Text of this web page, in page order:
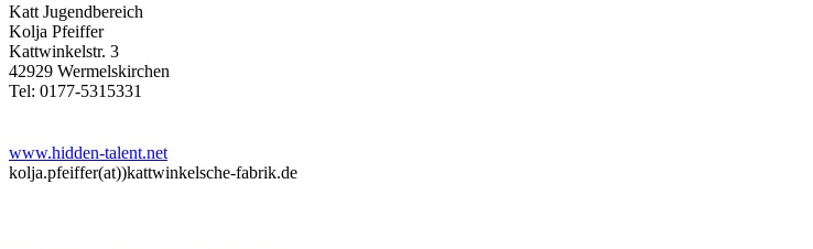
Katt Jugendbereich
Kolja Pfeiffer
Kattwinkelstr. 3
42929 Wermelskirchen
Tel: 0177-5315331
www.hidden-talent.net
kolja.pfeiffer(at))kattwinkelsche-fabrik.de